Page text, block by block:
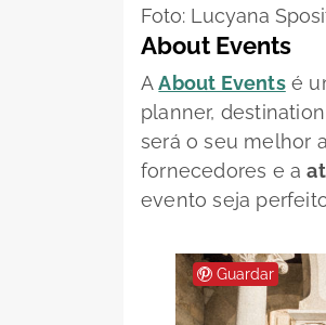
Foto: Lucyana
About Events
AAbout Eventsé
planner,
será o seu melhor
fornecedores e a
evento seja
Guardar